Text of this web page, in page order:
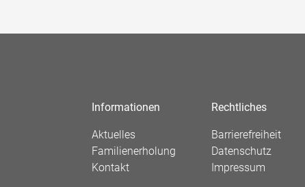
Informationen
Aktuelles
Familienerholung
Kontakt
Rechtliches
Barrierefreiheit
Datenschutz
Impressum